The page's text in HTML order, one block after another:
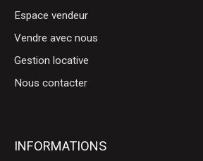
Espace vendeur
Vendre avec nous
Gestion locative
Nous contacter
INFORMATIONS